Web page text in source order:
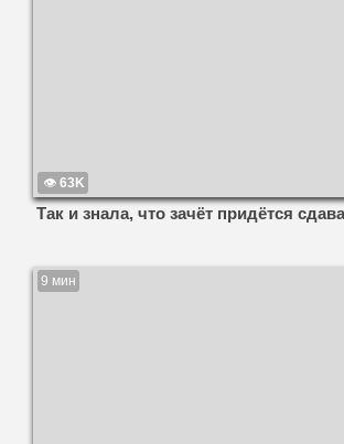
63K
Так и знала, что зачёт придётся
9 мин